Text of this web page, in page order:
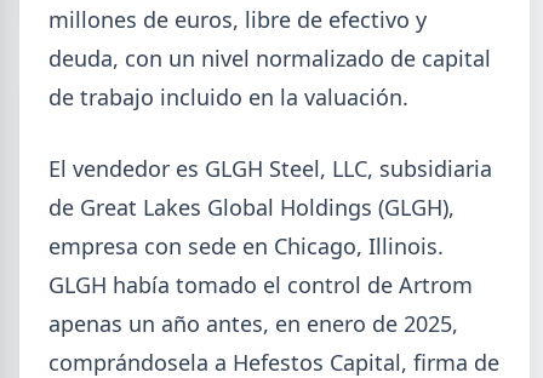
millones de euros, libre de efectivo y
deuda, con un nivel normalizado de capital
de trabajo incluido en la valuación.
El vendedor es GLGH Steel, LLC, subsidiaria
de Great Lakes Global Holdings (GLGH),
empresa con sede en Chicago, Illinois.
GLGH había tomado el control de Artrom
apenas un año antes, en enero de 2025,
comprándosela a Hefestos Capital, firma de